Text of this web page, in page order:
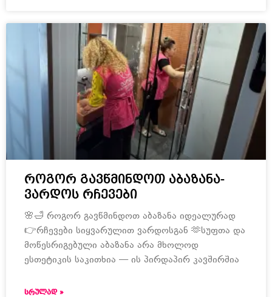
როგორ გავწმინდოთ აბაზანა-
ვარდოს რჩევები
🌸🛁 როგორ გავწმინდოთ აბაზანა იდეალურად
👉რჩევები სიყვარულით ვარდოსგან 🫶სუფთა და
მოწესრიგებული აბაზანა არა მხოლოდ
ესთეტიკის საკითხია — ის პირდაპირ კავშირშია
ᲡᲠᲣᲚᲐᲓ »